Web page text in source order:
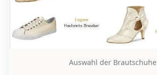
Auswahl der Brautschuhe